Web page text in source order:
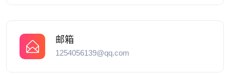
邮箱
1254056139@qq.com